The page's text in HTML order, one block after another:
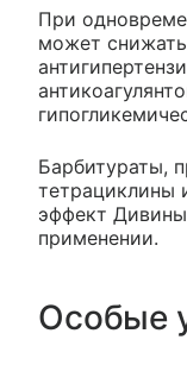
При
может
Барбитураты,
тетрациклины
эффект
применении.
Особые